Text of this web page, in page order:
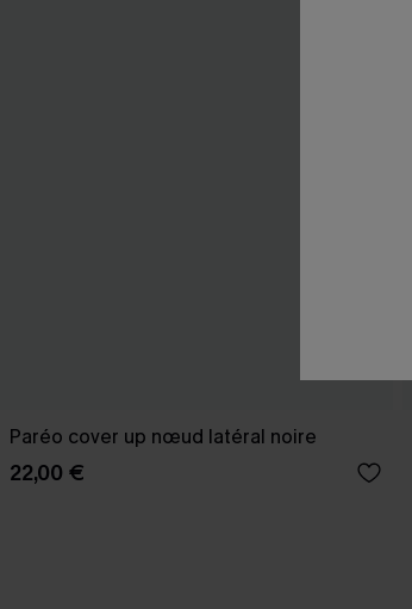
Paréo cover up nœud latéral noire
22,00 €